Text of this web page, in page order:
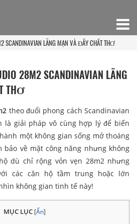
SCANDINAVIAN LÃNG MẠN VÀ ĐẦY CHẤT THƠ
28M2 SCANDINAVIAN LÃNG
THƠ
theo đuổi phong cách Scandinavian
là giải pháp vô cùng hợp lý để biến
một không gian sống mở thoáng
bảo về mặt công năng nhưng không
dù chỉ rộng vỏn vẹn 28m2 nhưng
các căn hộ tầm trung hoặc lớn
không gian tinh tế này!
MỤC LỤC [Ẩn]